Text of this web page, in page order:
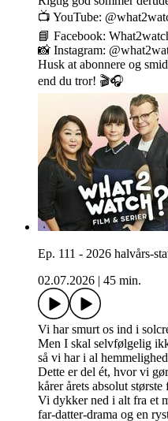
📺 YouTube:
📘 Facebook:
📸 Instagram:
Husk at abonnere og
end du tror! 🎬🎧
Ep. 111 - 2026 halvårs-
02.07.2026
45 min.
Vi har smurt os ind i
Men I skal selvfølgelig
så vi har i al
Dette er del ét, hvor vi
kårer årets absolut
Vi dykker ned i alt fra et
far-datter-drama og en